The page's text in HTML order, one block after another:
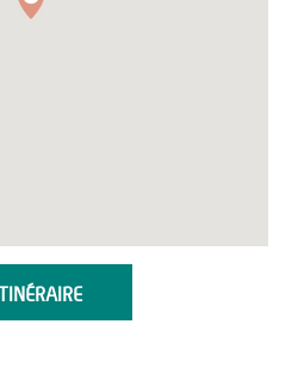
ITINÉRAIRE